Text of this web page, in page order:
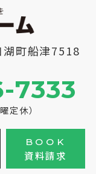
町船津7518
7333
定休）
BOOK
資料請求